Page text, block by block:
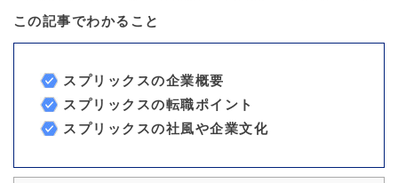
この記事でわかること
スプリックスの企業概要
スプリックスの転職ポイント
スプリックスの社風や企業文化